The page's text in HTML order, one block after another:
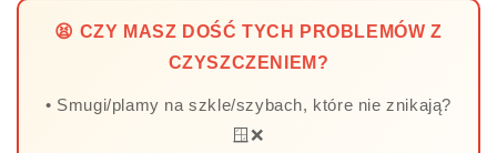
😫 CZY MASZ DOŚĆ TYCH PROBLEMÓW Z
CZYSZCZENIEM?
• Smugi/plamy na szkle/szybach, które nie znikają?
🪟❌